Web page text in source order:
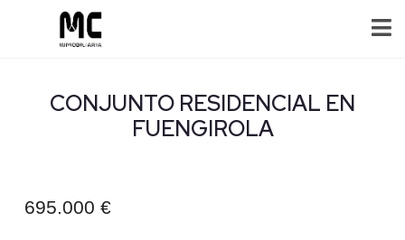
CONJUNTO RESIDENCIAL EN
FUENGIROLA
695.000 €